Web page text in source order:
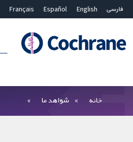
فارسی English
Español
Français
بستن جستجو ✖
خانه شواهد ما